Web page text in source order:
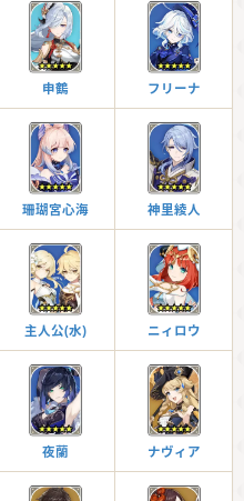
申鶴 フリーナ
珊瑚宮心海 神里綾人
主人公(水) ニィロウ
夜蘭 ナヴィア